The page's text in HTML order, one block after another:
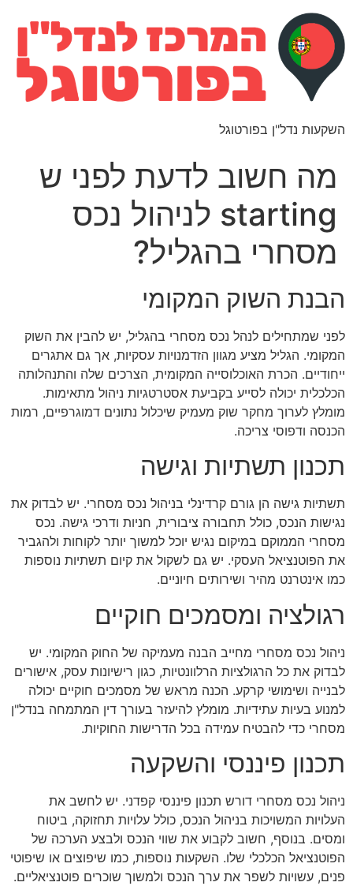
השקעות נדל"ן בפורטוגל
מה חשוב לדעת לפני ש
starting לניהול נכס
מסחרי בהגליל?
הבנת השוק המקומי
לפני שמתחילים לנהל נכס מסחרי בהגליל, יש להבין את השוק
המקומי. הגליל מציע מגוון הזדמנויות עסקיות, אך גם אתגרים
ייחודיים. הכרת האוכלוסייה המקומית, הצרכים שלה והתנהלותה
הכלכלית יכולה לסייע בקביעת אסטרטגיות ניהול מתאימות.
מומלץ לערוך מחקר שוק מעמיק שיכלול נתונים דמוגרפיים, רמות
הכנסה ודפוסי צריכה.
תכנון תשתיות וגישה
תשתיות גישה הן גורם קרדינלי בניהול נכס מסחרי. יש לבדוק את
נגישות הנכס, כולל תחבורה ציבורית, חניות ודרכי גישה. נכס
מסחרי הממוקם במיקום נגיש יוכל למשוך יותר לקוחות ולהגביר
את הפוטנציאל העסקי. יש גם לשקול את קיום תשתיות נוספות
כמו אינטרנט מהיר ושירותים חיוניים.
רגולציה ומסמכים חוקיים
ניהול נכס מסחרי מחייב הבנה מעמיקה של החוק המקומי. יש
לבדוק את כל הרגולציות הרלוונטיות, כגון רישיונות עסק, אישורים
לבנייה ושימושי קרקע. הכנה מראש של מסמכים חוקיים יכולה
למנוע בעיות עתידיות. מומלץ להיעזר בעורך דין המתמחה בנדל"ן
מסחרי כדי להבטיח עמידה בכל הדרישות החוקיות.
תכנון פיננסי והשקעה
ניהול נכס מסחרי דורש תכנון פיננסי קפדני. יש לחשב את
העלויות המשויכות בניהול הנכס, כולל עלויות תחזוקה, ביטוח
ומסים. בנוסף, חשוב לקבוע את שווי הנכס ולבצע הערכה של
הפוטנציאל הכלכלי שלו. השקעות נוספות, כמו שיפוצים או שיפוטי
פנים, עשויות לשפר את ערך הנכס ולמשוך שוכרים פוטנציאליים.